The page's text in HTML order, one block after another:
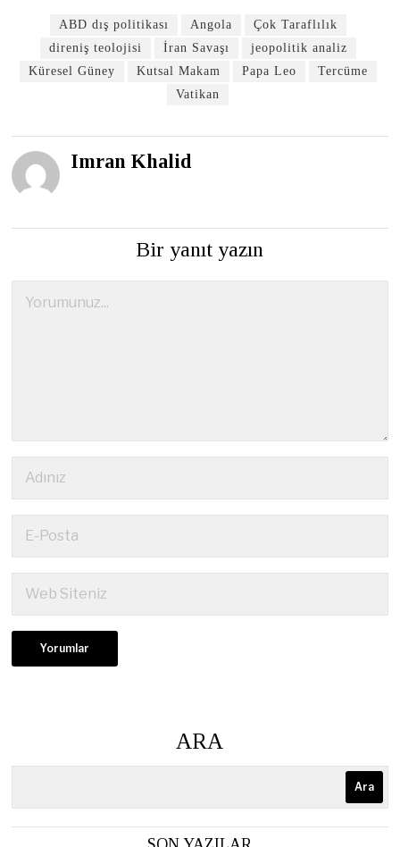
ABD dış politikası Angola
Çok Taraflılık
direniş teolojisi
İran Savaşı
jeopolitik analiz
Küresel Güney
Kutsal Makam Papa Leo
Tercüme
Vatikan
Imran Khalid
Bir yanıt yazın
ARA
Ara